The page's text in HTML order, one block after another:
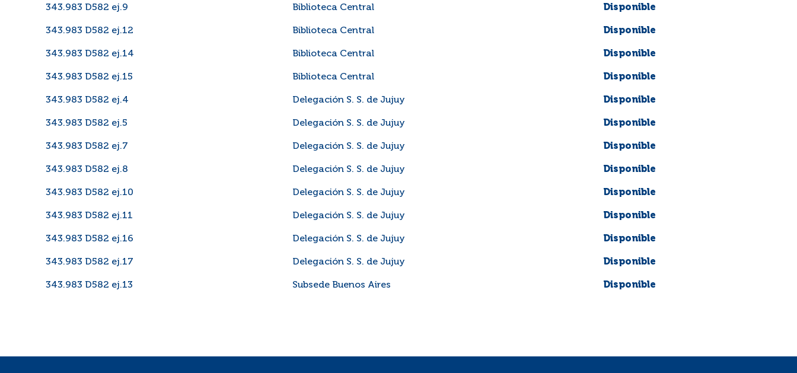
343.983 D582 ej.9 Biblioteca Central Disponible
343.983 D582 ej.12 Biblioteca Central Disponible
343.983 D582 ej.14 Biblioteca Central Disponible
343.983 D582 ej.15 Biblioteca Central Disponible
343.983 D582 ej.4 Delegación S. S. de Jujuy Disponible
343.983 D582 ej.5 Delegación S. S. de Jujuy Disponible
343.983 D582 ej.7 Delegación S. S. de Jujuy Disponible
343.983 D582 ej.8 Delegación S. S. de Jujuy Disponible
343.983 D582 ej.10 Delegación S. S. de Jujuy Disponible
343.983 D582 ej.11 Delegación S. S. de Jujuy Disponible
343.983 D582 ej.16 Delegación S. S. de Jujuy Disponible
343.983 D582 ej.17 Delegación S. S. de Jujuy Disponible
343.983 D582 ej.13 Subsede Buenos Aires Disponible